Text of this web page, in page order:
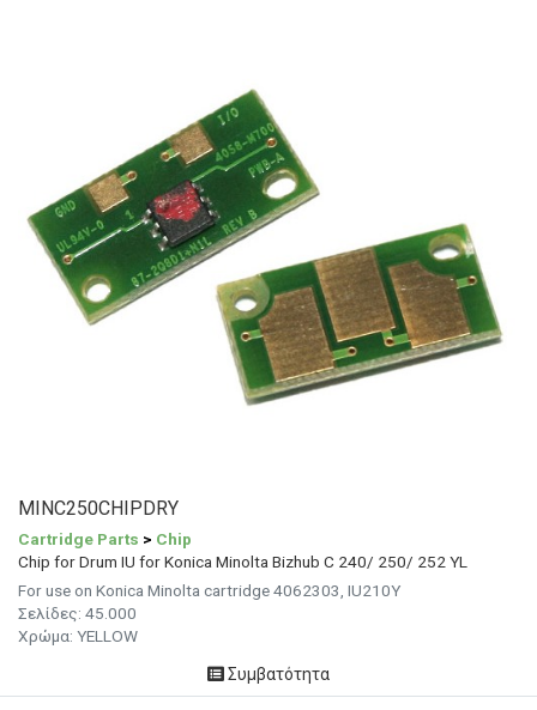
MINC250CHIPDRY
Cartridge Parts > Chip
Chip for Drum IU for Konica Minolta Bizhub C 240/ 250/ 252 YL
For use on Konica Minolta cartridge 4062303, IU210Y
Σελίδες: 45.000
Χρώμα: YELLOW
Συμβατότητα